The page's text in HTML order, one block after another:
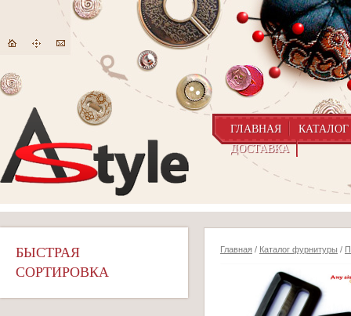
ГЛАВНАЯ
КАТАЛОГ
ДОСТАВКА
БЫСТРАЯ
СОРТИРОВКА
Главная / Каталог фурнитуры /